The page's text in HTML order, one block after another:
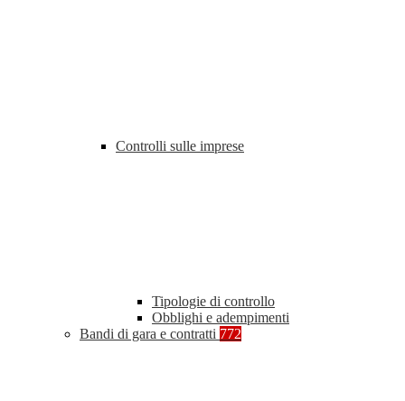
Controlli sulle imprese
Tipologie di controllo
Obblighi e adempimenti
Bandi di gara e contratti 772